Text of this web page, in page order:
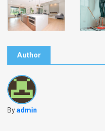
Author
Byadmin